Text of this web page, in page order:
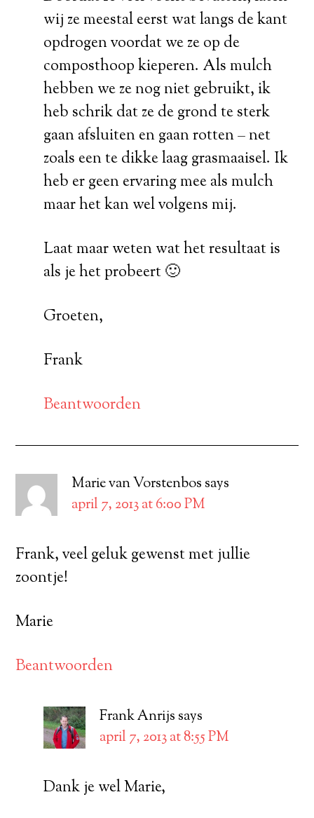
wij ze meestal eerst wat langs de kant
opdrogen voordat we ze op de
composthoop kieperen. Als mulch
hebben we ze nog niet gebruikt, ik
heb schrik dat ze de grond te sterk
gaan afsluiten en gaan rotten – net
zoals een te dikke laag grasmaaisel. Ik
heb er geen ervaring mee als mulch
maar het kan wel volgens mij.
Laat maar weten wat het resultaat is
als je het probeert 🙂
Groeten,
Frank
Beantwoorden
Marie van Vorstenbos says
april 7, 2013 at 6:00 PM
Frank, veel geluk gewenst met jullie
zoontje!
Marie
Beantwoorden
Frank Anrijs says
april 7, 2013 at 8:55 PM
Dank je wel Marie,